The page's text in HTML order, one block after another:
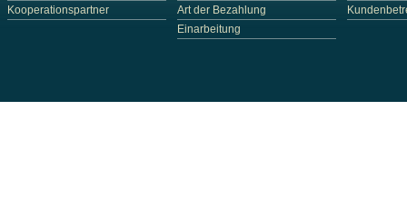
Kooperationspartner
Art der Bezahlung
Einarbeitung